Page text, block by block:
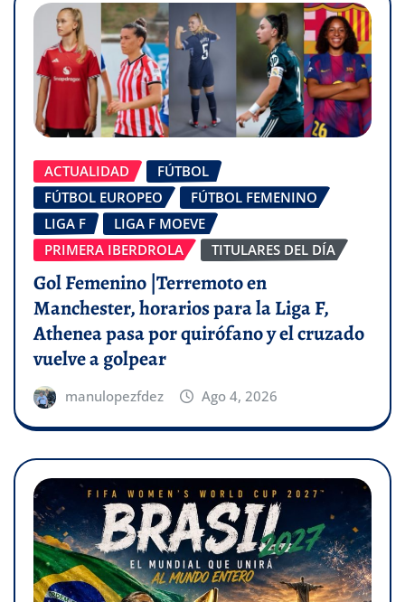
ACTUALIDAD
FÚTBOL
FÚTBOL EUROPEO
FÚTBOL FEMENINO
LIGA F
LIGA F MOEVE
PRIMERA IBERDROLA
TITULARES DEL DÍA
Gol Femenino |Terremoto en
Manchester, horarios para la Liga F,
Athenea pasa por quirófano y el cruzado
vuelve a golpear
manulopezfdez Ago 4, 2026